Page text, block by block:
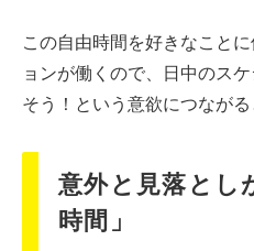
この自由時間を好きなこと
ョンが働くので、日中のス
そう！という意欲につなが
意外と見落とし
時間」